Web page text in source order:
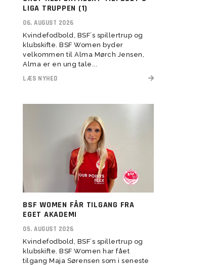
herresenior
Assistenttrænere søges til
BSF Talent (U13-U17)
Elitetillæg
Pige Talent og uddannelse
Pige Talent setup
Transitionstræning
LIGA TRUPPEN (1)
06. AUGUST 2026
Kvindefodbold, BSF´s spillertrup og
klubskifte. BSF Women byder
velkommen til Alma Mørch Jensen,
Alma er en ung tale...
LÆS NYHED
BSF WOMEN FÅR TILGANG FRA
EGET AKADEMI
05. AUGUST 2026
Kvindefodbold, BSF´s spillertrup og
klubskifte. BSF Women har fået
tilgang Maja Sørensen som i seneste